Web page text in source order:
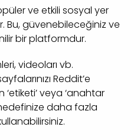
ve etkili sosyal yer
Bu, güvenebileceğiniz ve
bir platformdur.
videoları vb.
Reddit’e
veya ‘anahtar
daha fazla